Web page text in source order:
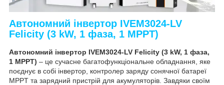
Автономний інвертор IVEM3024-LV
Felicity (3 kW, 1 фаза, 1 MPPT)
Автономний інвертор IVEM3024-LV Felicity (3 kW, 1 фаза,
1 MPPT) – це сучасне багатофункціональне обладнання, яке
поєднує в собі інвертор, контролер заряду сонячної батареї
MPPT та зарядний пристрій для акумуляторів. Завдяки своїм